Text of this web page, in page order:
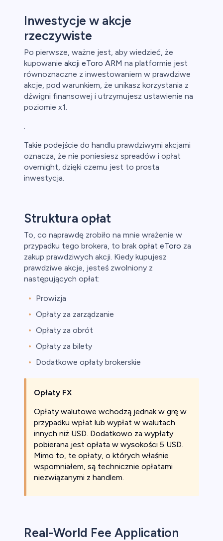
Inwestycje w akcje
rzeczywiste
Po pierwsze, ważne jest, aby wiedzieć, że
kupowanie akcji eToro ARM na platformie jest
równoznaczne z inwestowaniem w prawdziwe
akcje, pod warunkiem, że unikasz korzystania z
dźwigni finansowej i utrzymujesz ustawienie na
poziomie x1.
.
Takie podejście do handlu prawdziwymi akcjami
oznacza, że nie poniesiesz spreadów i opłat
overnight, dzięki czemu jest to prosta
inwestycja.
Struktura opłat
To, co naprawdę zrobiło na mnie wrażenie w
przypadku tego brokera, to brak opłat eToro za
zakup prawdziwych akcji. Kiedy kupujesz
prawdziwe akcje, jesteś zwolniony z
następujących opłat:
Prowizja
Opłaty za zarządzanie
Opłaty za obrót
Opłaty za bilety
Dodatkowe opłaty brokerskie
Opłaty FX
Opłaty walutowe wchodzą jednak w grę w
przypadku wpłat lub wypłat w walutach
innych niż USD. Dodatkowo za wypłaty
pobierana jest opłata w wysokości 5 USD.
Mimo to, te opłaty, o których właśnie
wspomniałem, są technicznie opłatami
niezwiązanymi z handlem.
Real-World Fee Application